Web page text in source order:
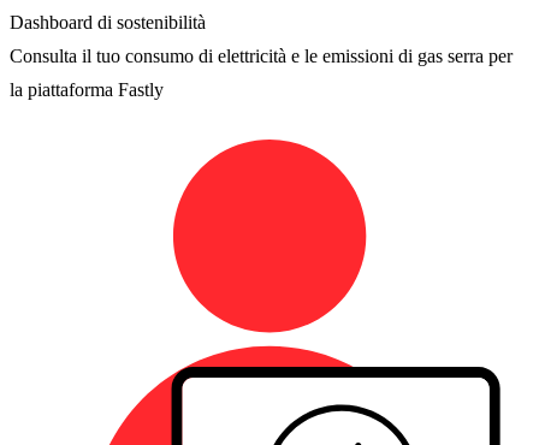
Dashboard di sostenibilità
Consulta il tuo consumo di elettricità e le emissioni di gas serra per
la piattaforma Fastly